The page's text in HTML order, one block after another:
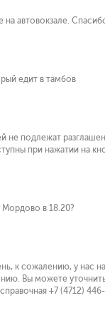
на автовокзале.
едит в тамбов
не подлежат
при нажатии на
Мордово в 18.20?
к сожалению, у нас
Вы можете
+7 (4712)